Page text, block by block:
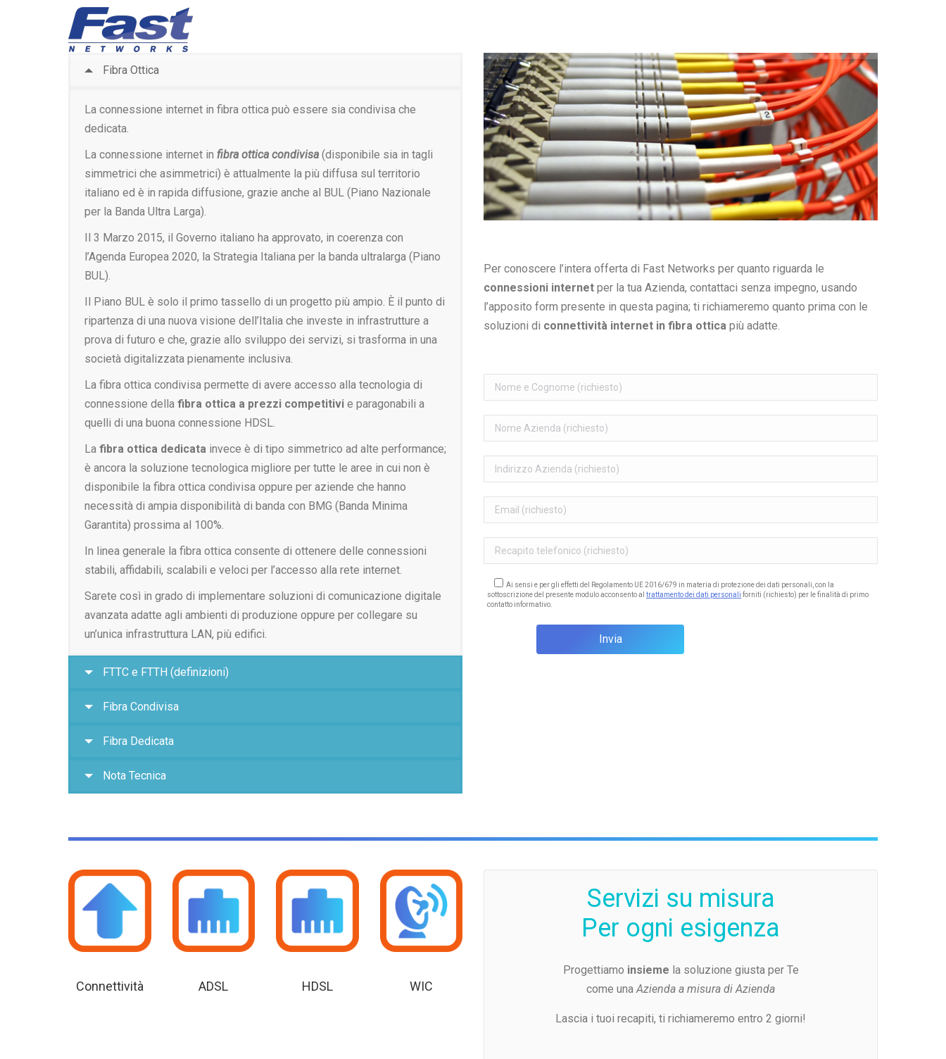
Fibra Ottica
La connessione internet in fibra ottica può essere sia condivisa che
dedicata.
La connessione internet in fibra ottica condivisa (disponibile sia in tagli
simmetrici che asimmetrici) è attualmente la più diffusa sul territorio
italiano ed è in rapida diffusione, grazie anche al BUL (Piano Nazionale
per la Banda Ultra Larga).
Il 3 Marzo 2015, il Governo italiano ha approvato, in coerenza con
l’Agenda Europea 2020, la Strategia Italiana per la banda ultralarga (Piano
BUL).
Il Piano BUL è solo il primo tassello di un progetto più ampio. È il punto di
ripartenza di una nuova visione dell’Italia che investe in infrastrutture a
prova di futuro e che, grazie allo sviluppo dei servizi, si trasforma in una
società digitalizzata pienamente inclusiva.
La fibra ottica condivisa permette di avere accesso alla tecnologia di
connessione della fibra ottica a prezzi competitivi e paragonabili a
quelli di una buona connessione HDSL.
La fibra ottica dedicata invece è di tipo simmetrico ad alte performance;
è ancora la soluzione tecnologica migliore per tutte le aree in cui non è
disponibile la fibra ottica condivisa oppure per aziende che hanno
necessità di ampia disponibilità di banda con BMG (Banda Minima
Garantita) prossima al 100%.
In linea generale la fibra ottica consente di ottenere delle connessioni
stabili, affidabili, scalabili e veloci per l’accesso alla rete internet.
Sarete così in grado di implementare soluzioni di comunicazione digitale
avanzata adatte agli ambienti di produzione oppure per collegare su
un’unica infrastruttura LAN, più edifici.
FTTC e FTTH (definizioni)
Fibra Condivisa
Fibra Dedicata
Nota Tecnica
Per conoscere l’intera offerta di Fast Networks per quanto riguarda le
connessioni internet per la tua Azienda, contattaci senza impegno, usando
l’apposito form presente in questa pagina; ti richiameremo quanto prima con le
soluzioni di connettività internet in fibra ottica più adatte.
Ai sensi e per gli effetti del Regolamento UE 2016/679 in materia di protezione dei dati personali, con la
sottoscrizione del presente modulo acconsento al trattamento dei dati personali forniti (richiesto) per le finalità di primo
contatto informativo.
Connettività ADSL HDSL WIC
Servizi su misura
Per ogni esigenza
Progettiamo insieme la soluzione giusta per Te
come una Azienda a misura di Azienda
Lascia i tuoi recapiti, ti richiameremo entro 2 giorni!